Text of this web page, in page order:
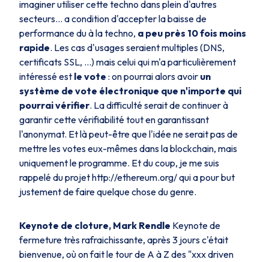
imaginer utiliser cette techno dans plein d'autres
secteurs... a condition d'accepter la baisse de
performance du à la techno, a peu près 10 fois moins
rapide. Les cas d'usages seraient multiples (DNS,
certificats SSL, ...) mais celui qui m'a particulièrement
intéressé est le vote : on pourrai alors avoir un
système de vote électronique que n'importe qui
pourrai vérifier. La difficulté serait de continuer à
garantir cette vérifiabilité tout en garantissant
l'anonymat. Et là peut-être que l'idée ne serait pas de
mettre les votes eux-mêmes dans la blockchain, mais
uniquement le programme. Et du coup, je me suis
rappelé du projet http://ethereum.org/ qui a pour but
justement de faire quelque chose du genre.
Keynote de cloture, Mark Rendle Keynote de
fermeture très rafraichissante, après 3 jours c'était
bienvenue, où on fait le tour de A à Z des "xxx driven